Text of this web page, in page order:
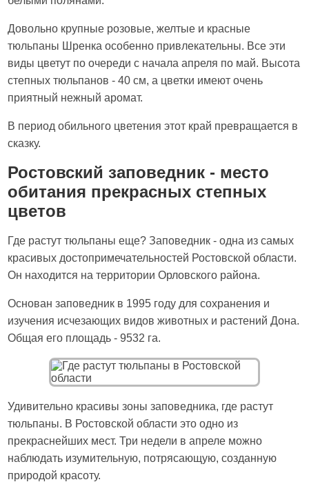
Довольно крупные розовые, желтые и красные
тюльпаны Шренка особенно привлекательны. Все эти
виды цветут по очереди с начала апреля по май. Высота
степных тюльпанов - 40 см, а цветки имеют очень
приятный нежный аромат.
В период обильного цветения этот край превращается в
сказку.
Ростовский заповедник - место
обитания прекрасных степных
цветов
Где растут тюльпаны еще? Заповедник - одна из самых
красивых достопримечательностей Ростовской области.
Он находится на территории Орловского района.
Основан заповедник в 1995 году для сохранения и
изучения исчезающих видов животных и растений Дона.
Общая его площадь - 9532 га.
Удивительно красивы зоны заповедника, где растут
тюльпаны. В Ростовской области это одно из
прекраснейших мест. Три недели в апреле можно
наблюдать изумительную, потрясающую, созданную
природой красоту.